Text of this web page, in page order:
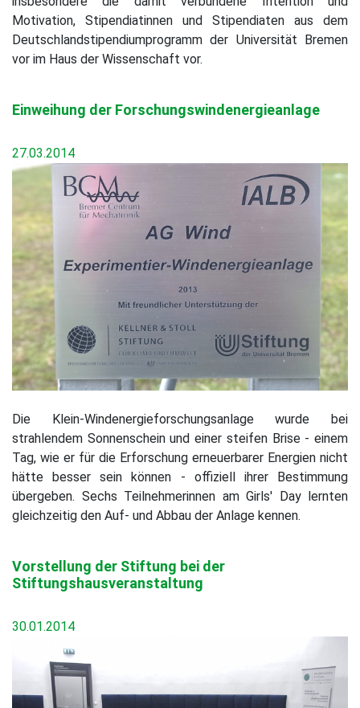
Motivation, Stipendiatinnen und Stipendiaten aus dem
Deutschlandstipendiumprogramm der Universität Bremen
vor im Haus der Wissenschaft vor.
Einweihung der Forschungswindenergieanlage
27.03.2014
Die Klein-Windenergieforschungsanlage wurde bei
strahlendem Sonnenschein und einer steifen Brise - einem
Tag, wie er für die Erforschung erneuerbarer Energien nicht
hätte besser sein können - offiziell ihrer Bestimmung
übergeben. Sechs Teilnehmerinnen am Girls' Day lernten
gleichzeitig den Auf- und Abbau der Anlage kennen.
Vorstellung der Stiftung bei der
Stiftungshausveranstaltung
30.01.2014